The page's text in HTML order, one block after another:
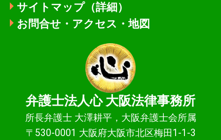
サイトマップ（詳細）
お問合せ・アクセス・地図
弁護士法人心 大阪法律事務所
所長弁護士 大澤耕平，大阪弁護士会所属
〒530-0001 大阪府大阪市北区梅田1-1-3